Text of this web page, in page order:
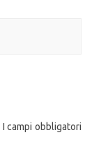
I campi obbligatori